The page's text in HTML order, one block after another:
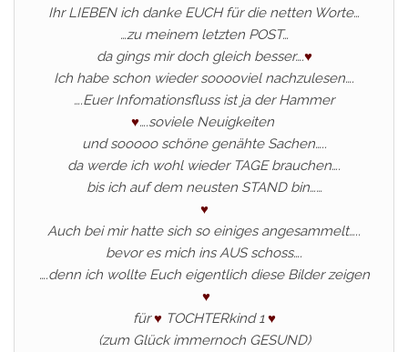
Ihr LIEBEN ich danke EUCH für die netten Worte…
…zu meinem letzten POST…
da gings mir doch gleich besser….♥
Ich habe schon wieder sooooviel nachzulesen….
….Euer Infomationsfluss ist ja der Hammer
♥….soviele Neuigkeiten
und sooooo schöne genähte Sachen…..
da werde ich wohl wieder TAGE brauchen….
bis ich auf dem neusten STAND bin……
♥
Auch bei mir hatte sich so einiges angesammelt…..
bevor es mich ins AUS schoss….
….denn ich wollte Euch eigentlich diese Bilder zeigen
♥
für ♥ TOCHTERkind 1 ♥
(zum Glück immernoch GESUND)